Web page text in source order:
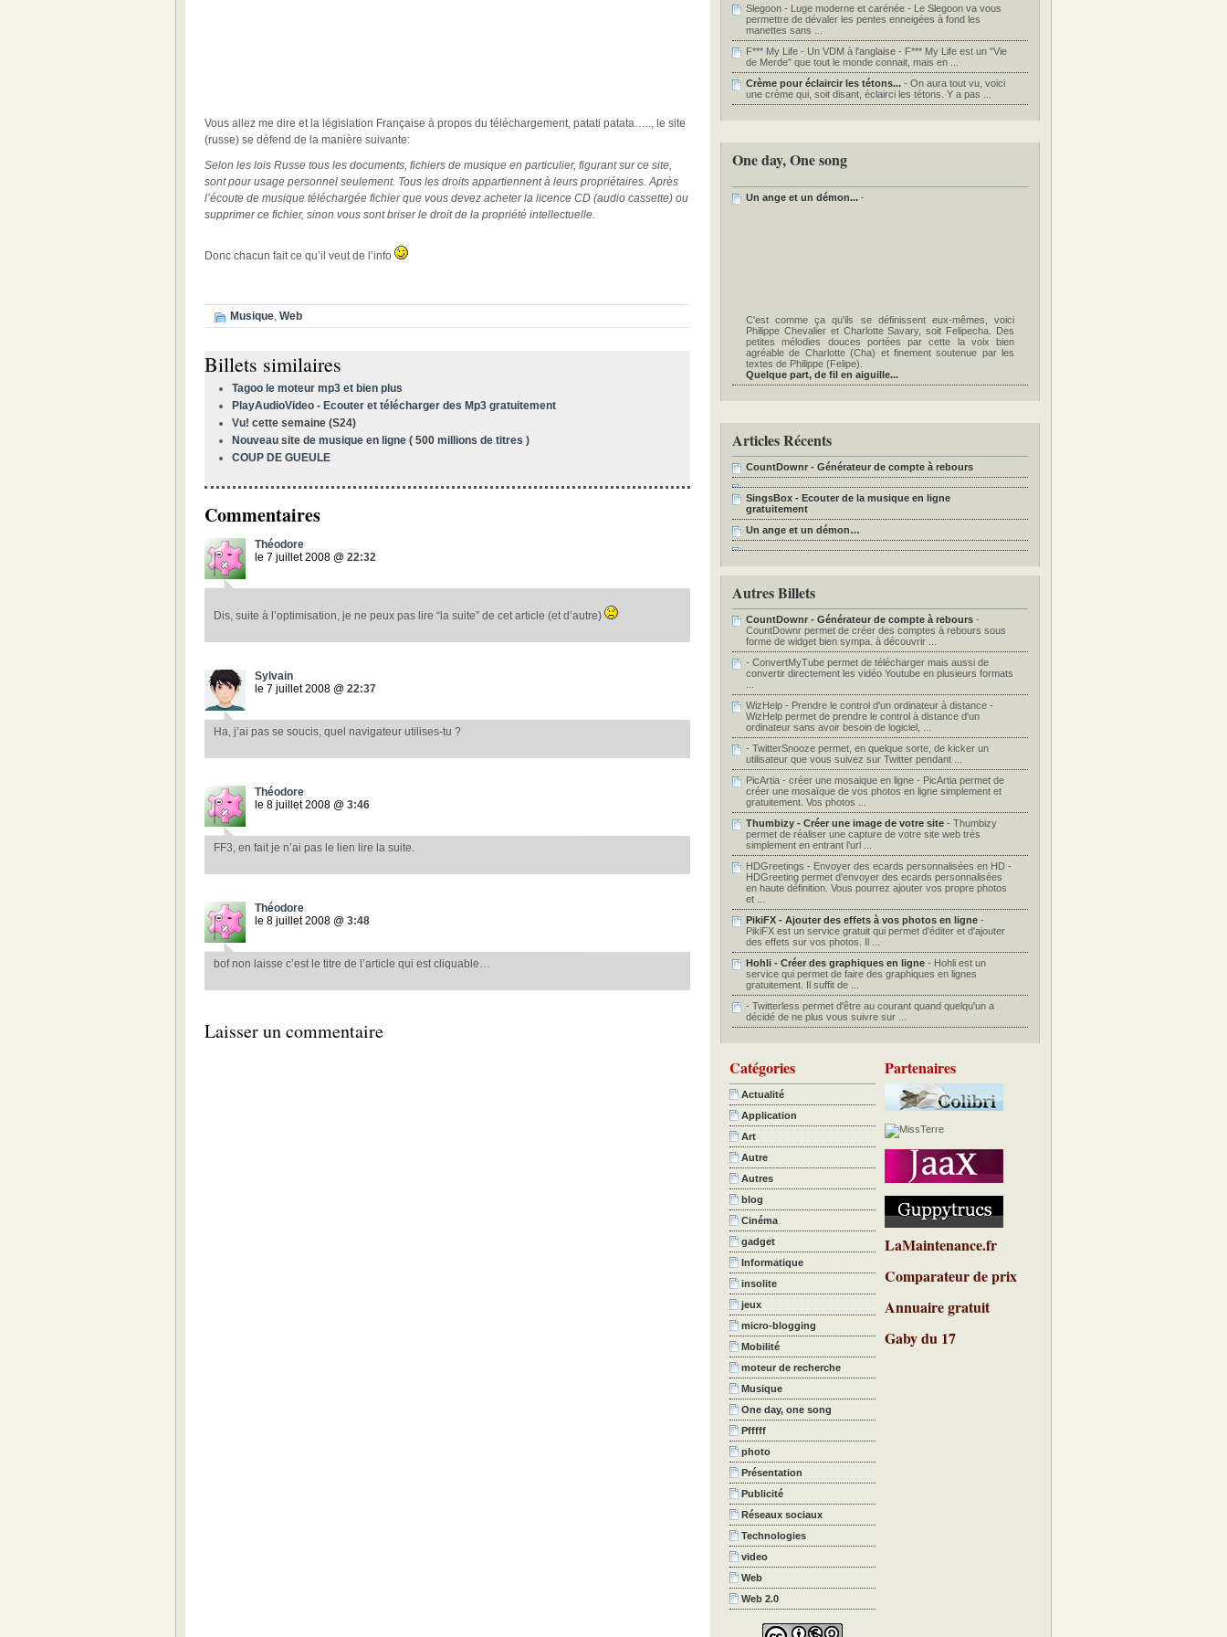
Vous allez me dire et la législation Française à propos du téléchargement, patati patata….., le site
(russe) se défend de la manière suivante:
Selon les lois Russe tous les documents, fichiers de musique en particulier, figurant sur ce site,
sont pour usage personnel seulement. Tous les droits appartiennent à leurs propriétaires. Après
l’écoute de musique téléchargée fichier que vous devez acheter la licence CD (audio cassette) ou
supprimer ce fichier, sinon vous sont briser le droit de la propriété intellectuelle.
Donc chacun fait ce qu’il veut de l’info
Musique, Web
Billets similaires
Tagoo le moteur mp3 et bien plus
PlayAudioVideo - Ecouter et télécharger des Mp3 gratuitement
Vu! cette semaine (S24)
Nouveau site de musique en ligne ( 500 millions de titres )
COUP DE GUEULE
Commentaires
Théodore
le 7 juillet 2008 @ 22:32
Dis, suite à l’optimisation, je ne peux pas lire “la suite” de cet article (et d’autre)
Sylvain
le 7 juillet 2008 @ 22:37
Ha, j’ai pas se soucis, quel navigateur utilises-tu ?
Théodore
le 8 juillet 2008 @ 3:46
FF3, en fait je n’ai pas le lien lire la suite.
Théodore
le 8 juillet 2008 @ 3:48
bof non laisse c’est le titre de l’article qui est cliquable…
Laisser un commentaire
Slegoon - Luge moderne et carénée - Le Slegoon va vous
permettre de dévaler les pentes enneigées à fond les
manettes sans ...
F*** My Life - Un VDM à l'anglaise - F*** My Life est un "Vie
de Merde" que tout le monde connait, mais en ...
Crème pour éclaircir les tétons... - On aura tout vu, voici
une crème qui, soit disant, éclairci les tétons. Y a pas ...
One day, One song
Un ange et un démon... -
C'est comme ça qu'ils se définissent eux-mêmes, voici
Philippe Chevalier et Charlotte Savary, soit Felipecha. Des
petites mélodies douces portées par cette la voix bien
agréable de Charlotte (Cha) et finement soutenue par les
textes de Philippe (Felipe).
Quelque part, de fil en aiguille...
Articles Récents
CountDownr - Générateur de compte à rebours
SingsBox - Ecouter de la musique en ligne
gratuitement
Un ange et un démon…
Autres Billets
CountDownr - Générateur de compte à rebours -
CountDownr permet de créer des comptes à rebours sous
forme de widget bien sympa. à découvrir ...
- ConvertMyTube permet de télécharger mais aussi de
convertir directement les vidéo Youtube en plusieurs formats
WizHelp - Prendre le control d'un ordinateur à distance -
WizHelp permet de prendre le control à distance d'un
ordinateur sans avoir besoin de logiciel, ...
- TwitterSnooze permet, en quelque sorte, de kicker un
utilisateur que vous suivez sur Twitter pendant ...
PicArtia - créer une mosaique en ligne - PicArtia permet de
créer une mosaïque de vos photos en ligne simplement et
gratuitement. Vos photos ...
Thumbizy - Créer une image de votre site - Thumbizy
permet de réaliser une capture de votre site web très
simplement en entrant l'url ...
HDGreetings - Envoyer des ecards personnalisées en HD -
HDGreeting permet d'envoyer des ecards personnalisées
en haute définition. Vous pourrez ajouter vos propre photos
et ...
PikiFX - Ajouter des effets à vos photos en ligne -
PikiFX est un service gratuit qui permet d'éditer et d'ajouter
des effets sur vos photos. Il ...
Hohli - Créer des graphiques en ligne - Hohli est un
service qui permet de faire des graphiques en lignes
gratuitement. Il suffit de ...
- Twitterless permet d'être au courant quand quelqu'un a
décidé de ne plus vous suivre sur ...
Catégories
Actualité
Application
Art
Autre
Autres
blog
Cinéma
gadget
Informatique
insolite
jeux
micro-blogging
Mobilité
moteur de recherche
Musique
One day, one song
Pfffff
photo
Présentation
Publicité
Réseaux sociaux
Technologies
video
Web
Web 2.0
Partenaires
LaMaintenance.fr
Comparateur de prix
Annuaire gratuit
Gaby du 17